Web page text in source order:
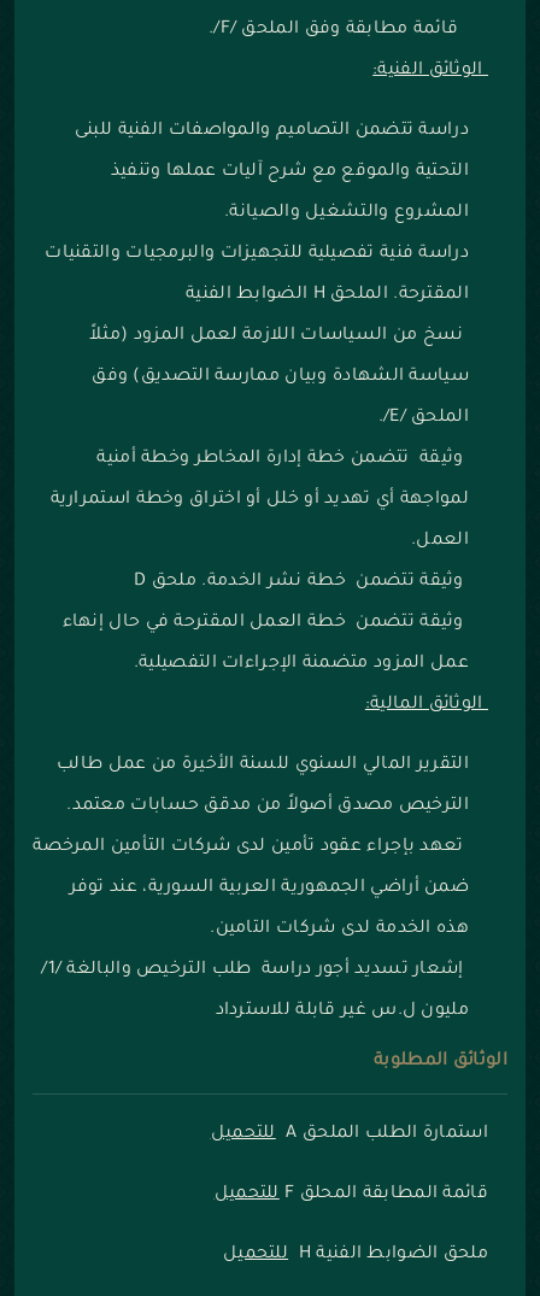
قائمة مطابقة وفق الملحق /F/.
الوثائق الفنية:
دراسة تتضمن التصاميم والمواصفات الفنية للبنى
التحتية والموقع مع شرح آليات عملها وتنفيذ
المشروع والتشغيل والصيانة.
دراسة فنية تفصيلية للتجهيزات والبرمجيات والتقنيات
المقترحة. الملحق H الضوابط الفنية
نسخ من السياسات اللازمة لعمل المزود (مثلاً
سياسة الشهادة وبيان ممارسة التصديق) وفق
الملحق /E/.
وثيقة تتضمن خطة إدارة المخاطر وخطة أمنية
لمواجهة أي تهديد أو خلل أو اختراق وخطة استمرارية
العمل.
وثيقة تتضمن خطة نشر الخدمة. ملحق D
وثيقة تتضمن خطة العمل المقترحة في حال إنهاء
عمل المزود متضمنة الإجراءات التفصيلية.
الوثائق المالية:
التقرير المالي السنوي للسنة الأخيرة من عمل طالب
الترخيص مصدق أصولاً من مدقق حسابات معتمد.
تعهد بإجراء عقود تأمين لدى شركات التأمين المرخصة
ضمن أراضي الجمهورية العربية السورية، عند توفر
هذه الخدمة لدى شركات التامين.
إشعار تسديد أجور دراسة طلب الترخيص والبالغة /1/
مليون ل.س غير قابلة للاسترداد
الوثائق المطلوبة
استمارة الطلب الملحق A للتحميل
قائمة المطابقة المحلق F للتحميل
ملحق الضوابط الفنية H للتحميل